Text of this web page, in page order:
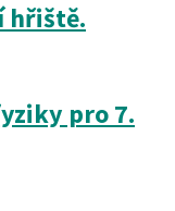
hřiště.
pro 7.